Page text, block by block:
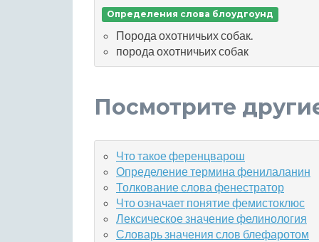
Определения слова блоудгоунд
Порода охотничьих собак.
порода охотничьих собак
Посмотрите
Что такое ференцварош
Определение термина фенилаланин
Толкование слова фенестратор
Что означает понятие фемистоклюс
Лексическое значение фелинология
Словарь значения слов блефаротом